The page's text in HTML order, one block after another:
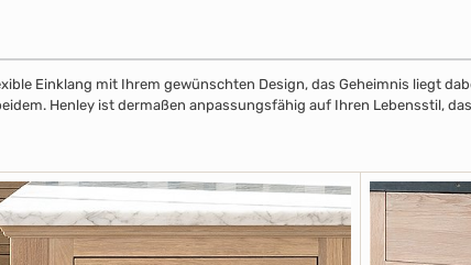
Einklang mit Ihrem gewünschten Design, das Geheimnis liegt
Henley ist dermaßen anpassungsfähig auf Ihren Lebensstil,